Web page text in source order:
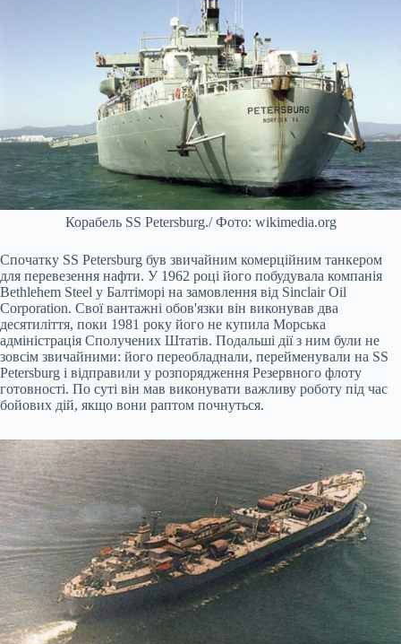
Корабель SS Petersburg./ Фото: wikimedia.org
Спочатку SS Petersburg був звичайним комерційним танкером
для перевезення нафти. У 1962 році його побудувала компанія
Bethlehem Steel у Балтіморі на замовлення від Sinclair Oil
Corporation. Свої вантажні обов'язки він виконував два
десятиліття, поки 1981 року його не купила Морська
адміністрація Сполучених Штатів. Подальші дії з ним були не
зовсім звичайними: його переобладнали, перейменували на SS
Petersburg і відправили у розпорядження Резервного флоту
готовності. По суті він мав виконувати важливу роботу під час
бойових дій, якщо вони раптом почнуться.